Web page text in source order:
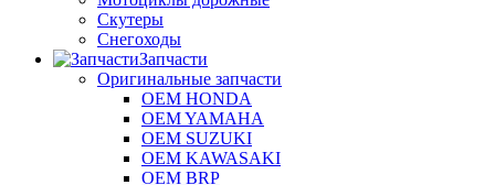
Скутеры
Снегоходы
Запчасти
Оригинальные запчасти
OEM HONDA
OEM YAMAHA
OEM SUZUKI
OEM KAWASAKI
OEM BRP